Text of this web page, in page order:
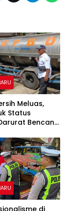
Meluas,
Status
Bencana